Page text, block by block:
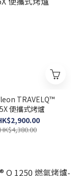
TRAVELQ™
便攜式烤爐
HK$4,380.00